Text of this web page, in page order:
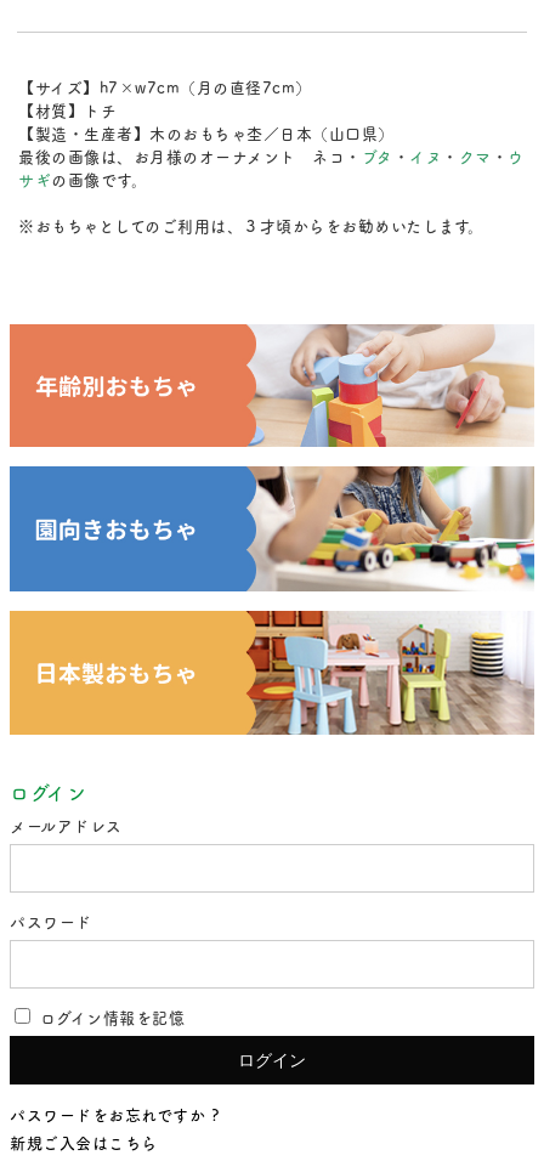
【サイズ】h7×w7cm（月の直径7cm）
【材質】トチ
【製造・生産者】木のおもちゃ杢／日本（山口県）
最後の画像は、お月様のオーナメント ネコ・ ブタ ・ イヌ ・ クマ ・ ウ
サギの画像です。
※おもちゃとしてのご利用は、３才頃からをお勧めいたします。
ログイン
メールアドレス
パスワード
ログイン情報を記憶
パスワードをお忘れですか ?
新規ご入会はこちら